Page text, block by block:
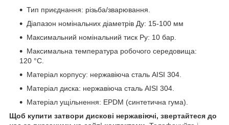
Тип приєднання: різьба/зварювання.
Діапазон номінальних діаметрів Ду: 15-100 мм
Максимальний номінальний тиск Ру: 10 бар.
Максимальна температура робочого середовища:
120 °С.
Матеріал корпусу: нержавіюча сталь AISI 304.
Матеріал диска: нержавіюча сталь AISI 304.
Матеріал ущільнення: EPDM (синтетична гума).
Щоб купити затвори дискові нержавіючі, звертайтеся до